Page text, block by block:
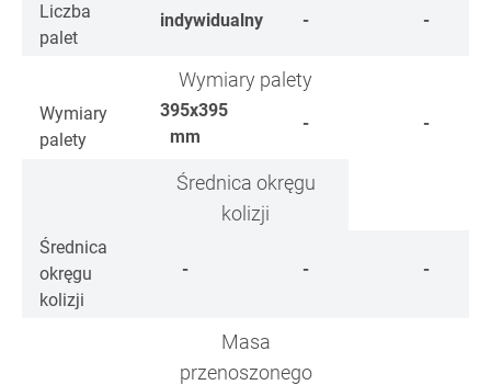
Liczba
palet
indywidualny - -
Wymiary palety
Wymiary
palety
395x395
mm
- -
Średnica okręgu
kolizji
Średnica
okręgu
kolizji
- - -
Masa
przenoszonego